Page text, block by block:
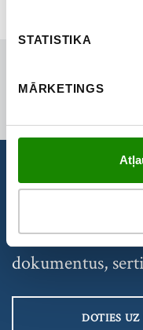
STATISTIKA
MĀRKETINGS
DOKUMENTI
Atrast un
dokumentus,
DOTIES UZ